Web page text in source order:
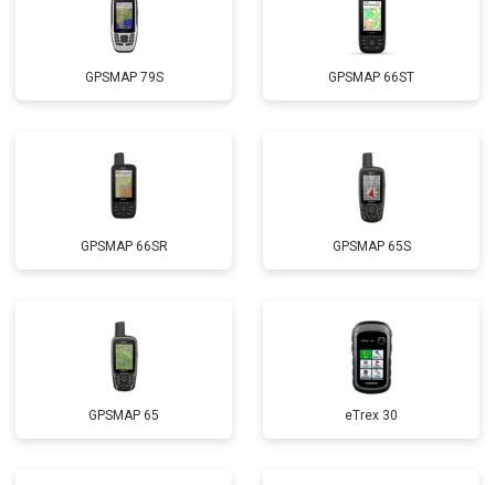
GPSMAP 79S GPSMAP 66ST
GPSMAP 66SR GPSMAP 65S
GPSMAP 65 eTrex 30